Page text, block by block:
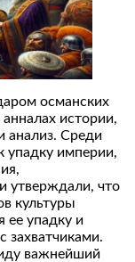
османских
истории,
анализ. Среди
упадку империи,
утверждали, что
культуры
ее упадку и
захватчиками.
важнейший